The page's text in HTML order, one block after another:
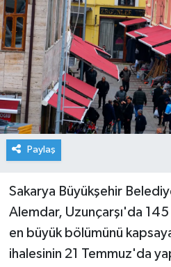
Paylaş
Sakarya Büyükşehir
Alemdar, Uzunçarşı'da
en büyük bölümünü
ihalesinin 21 Temmuz'da